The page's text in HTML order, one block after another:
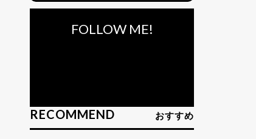
FOLLOW ME!
RECOMMEND おすすめ